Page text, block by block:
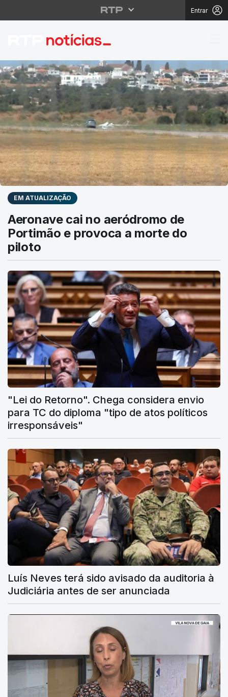
Entrar
RTP Notícias
EM ATUALIZAÇÃO
Aeronave cai no aeródromo de
Portimão e provoca a morte do
piloto
"Lei do Retorno". Chega considera envio
para TC do diploma "tipo de atos políticos
irresponsáveis"
Luís Neves terá sido avisado da auditoria à
Judiciária antes de ser anunciada